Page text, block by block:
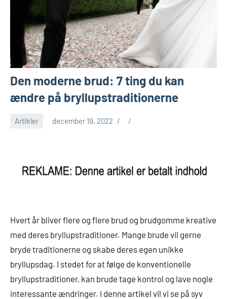
Den moderne brud: 7 ting du kan
ændre på bryllupstraditionerne
Artikler december 19, 2022
Hvert år bliver flere og flere brud og brudgomme kreative
med deres bryllupstraditioner. Mange brude vil gerne
bryde traditionerne og skabe deres egen unikke
bryllupsdag. I stedet for at følge de konventionelle
bryllupstraditioner, kan brude tage kontrol og lave nogle
interessante ændringer. I denne artikel vil vi se på syv